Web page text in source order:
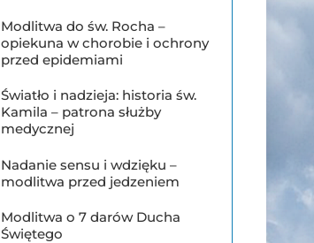
Modlitwa do św. Rocha –
opiekuna w chorobie i ochrony
przed epidemiami
Światło i nadzieja: historia św.
Kamila – patrona służby
medycznej
Nadanie sensu i wdzięku –
modlitwa przed jedzeniem
Modlitwa o 7 darów Ducha
Świętego